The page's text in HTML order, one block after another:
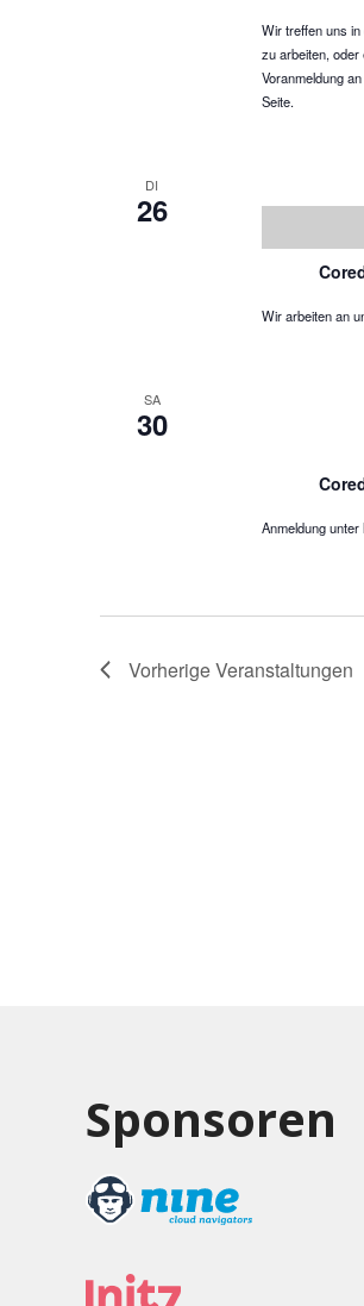
Wir treffen uns
zu arbeiten, oder
Voranmeldung
Seite.
DI
26
Wir arbeiten an
SA
30
Anmeldung
VorherigeVeranstaltungen
Sponsoren